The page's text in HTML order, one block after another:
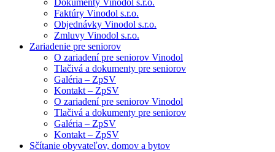
Dokumenty Vinodol s.r.o.
Faktúry Vinodol s.r.o.
Objednávky Vinodol s.r.o.
Zmluvy Vinodol s.r.o.
Zariadenie pre seniorov
O zariadení pre seniorov Vinodol
Tlačivá a dokumenty pre seniorov
Galéria – ZpSV
Kontakt – ZpSV
O zariadení pre seniorov Vinodol
Tlačivá a dokumenty pre seniorov
Galéria – ZpSV
Kontakt – ZpSV
Sčítanie obyvateľov, domov a bytov